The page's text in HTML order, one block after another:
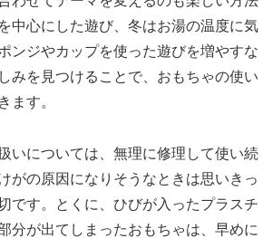
中心にした遊び、冬はお湯の温度に気
ンジやカップを使った遊びを増やすな
みを見つけることで、おもちゃの使い
ます。
いについては、無理に修理して使い続
がの原因になりそうなときは思いきっ
です。とくに、ひびが入ったプラスチ
分が出てしまったおもちゃは、早めに